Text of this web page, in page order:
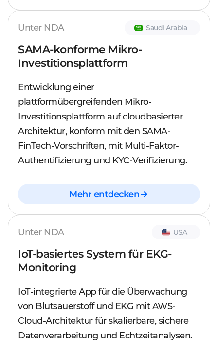
Unter NDA Saudi Arabia
SAMA-konforme Mikro-
Investitionsplattform
Entwicklung einer
plattformübergreifenden Mikro-
Investitionsplattform auf cloudbasierter
Architektur, konform mit den SAMA-
FinTech-Vorschriften, mit Multi-Faktor-
Authentifizierung und KYC-Verifizierung.
Mehr entdecken
Unter NDA USA
IoT-basiertes System für EKG-
Monitoring
IoT-integrierte App für die Überwachung
von Blutsauerstoff und EKG mit AWS-
Cloud-Architektur für skalierbare, sichere
Datenverarbeitung und Echtzeitanalysen.